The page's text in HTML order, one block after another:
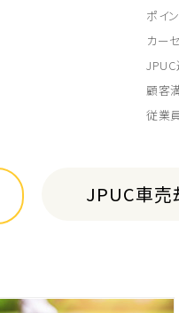
ポイ
カー
顧客
従業
JPUC車売